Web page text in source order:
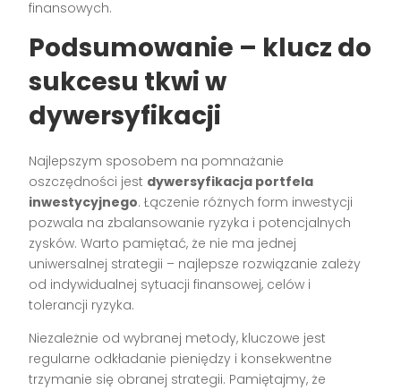
finansowych.
Podsumowanie – klucz do
sukcesu tkwi w
dywersyfikacji
Najlepszym sposobem na pomnażanie
oszczędności jest dywersyfikacja portfela
inwestycyjnego. Łączenie różnych form inwestycji
pozwala na zbalansowanie ryzyka i potencjalnych
zysków. Warto pamiętać, że nie ma jednej
uniwersalnej strategii – najlepsze rozwiązanie zależy
od indywidualnej sytuacji finansowej, celów i
tolerancji ryzyka.
Niezależnie od wybranej metody, kluczowe jest
regularne odkładanie pieniędzy i konsekwentne
trzymanie się obranej strategii. Pamiętajmy, że